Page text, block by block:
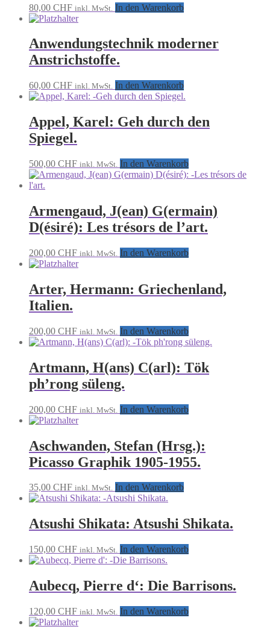
80,00 CHF inkl. MwSt. In den Warenkorb
Anwendungstechnik moderner
Anstrichstoffe.
60,00 CHF inkl. MwSt. In den Warenkorb
Appel, Karel: Geh durch den
Spiegel.
500,00 CHF inkl. MwSt. In den Warenkorb
Armengaud, J(ean) G(ermain)
D(ésiré): Les trésors de l’art.
200,00 CHF inkl. MwSt. In den Warenkorb
Arter, Hermann: Griechenland,
Italien.
200,00 CHF inkl. MwSt. In den Warenkorb
Artmann, H(ans) C(arl): Tök
ph’rong süleng.
200,00 CHF inkl. MwSt. In den Warenkorb
Aschwanden, Stefan (Hrsg.):
Picasso Graphik 1905-1955.
35,00 CHF inkl. MwSt. In den Warenkorb
Atsushi Shikata: Atsushi Shikata.
150,00 CHF inkl. MwSt. In den Warenkorb
Aubecq, Pierre d‘: Die Barrisons.
120,00 CHF inkl. MwSt. In den Warenkorb